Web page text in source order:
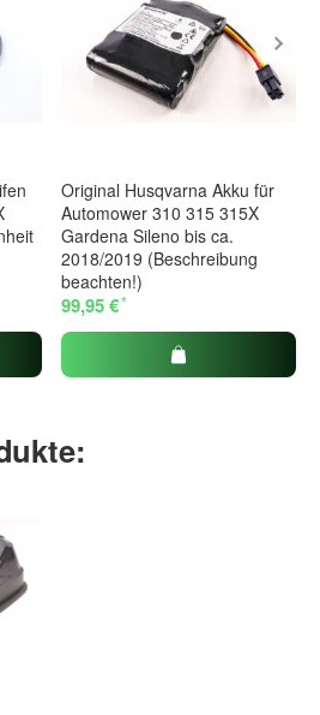
Original Husqvarna Akku für
Automower 310 315 315X
Gardena Sileno bis ca.
2018/2019 (Beschreibung
beachten!)
99,95 €*